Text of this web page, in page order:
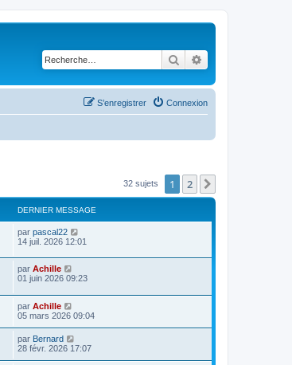
Rechercher
Connexion
S’enregistrer
32 sujets 1 2
DERNIER MESSAGE
par pascal22
14 juil. 2026 12:01
par Achille
01 juin 2026 09:23
par Achille
05 mars 2026 09:04
par Bernard
28 févr. 2026 17:07